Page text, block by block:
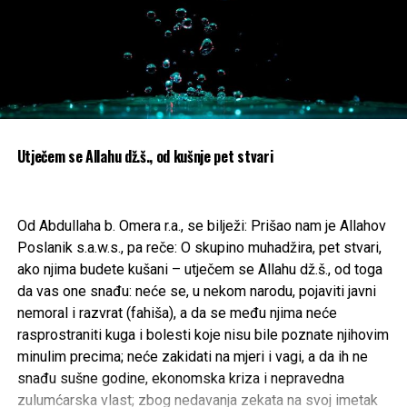
3.000 KM, uz zabranu upravljanja vozilom u trajanju od šest
mjeseci i dva kaznena boda.
U slučajevima kada obijesna vožnja dovede do
saobraćajne nezgode, sankcije će biti još strožije. Kazne
će iznositi od 3.000 do 5.000 KM, uz zabranu upravljanja
vozilo
Posebno stroga mjera odnosi se na višestruke prekršioce.
Policija će imati mogućnost da na licu mjesta privremeno
oduzme vozilo vozaču koji bude zatečen u obijesnoj vožnji
ukoliko je u prethodne dvije godine već bio kažnjen za isti
prekršaj.
Privremeno oduzeta vozila čuvat će se na lokaciji koju
odredi policija do donošenja pravosnažnog sudskog
Utječem se Allahu dž.š., od kušnje pet stvari
Od Abdullaha b. Omera r.a., se bilježi: Prišao nam je Allahov
Poslanik s.a.w.s., pa reče: O skupino muhadžira, pet stvari,
ako njima budete kušani – utječem se Allahu dž.š., od toga
da vas one snađu: neće se, u nekom narodu, pojaviti javni
nemoral i razvrat (fahiša), a da se među njima neće
rasprostraniti kuga i bolesti koje nisu bile poznate njihovim
minulim precima; neće zakidati na mjeri i vagi, a da ih ne
snađu sušne godine, ekonomska kriza i nepravedna
zulumćarska vlast; zbog nedavanja zekata na svoj imetak